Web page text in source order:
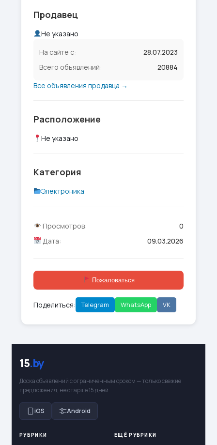
Продавец
Не указано
На сайте с:
28.07.2023
Всего объявлений:
20884
Все объявления продавца →
Расположение
Не указано
Категория
Электроника
Просмотров:
0
Дата:
09.03.2026
Пожаловаться
Поделиться: Telegram WhatsApp VK
15.by
Доска объявлений с ограниченным сроком — только свежие
предложения, не старше 15 дней.
iOS Android
РУБРИКИ ЕЩЁ РУБРИКИ